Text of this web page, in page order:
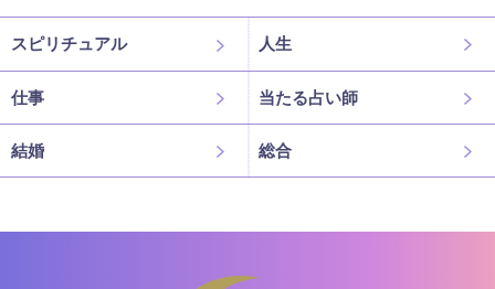
スピリチュアル 人生
仕事 当たる占い師
結婚 総合